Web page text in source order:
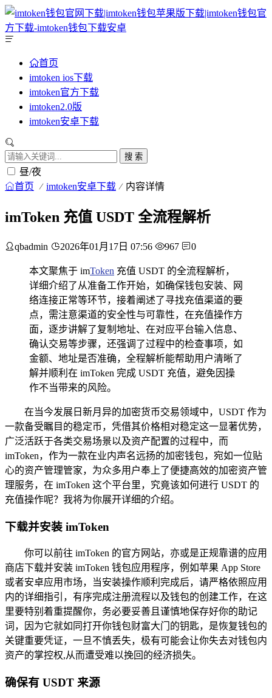
首页
imtoken ios下载
imtoken官方下载
imtoken2.0版
imtoken安卓下载
搜 索
昼/夜
首页 imtoken安卓下载 内容详情
imToken 充值 USDT 全流程解析
qbadmin 2026年01月17日 07:56 967 0
本文聚焦于 imToken 充值 USDT 的全流程解析，
详细介绍了从准备工作开始，如确保钱包安装、网
络连接正常等环节，接着阐述了寻找充值渠道的要
点，需注意渠道的安全性与可靠性，在充值操作方
面，逐步讲解了复制地址、在对应平台输入信息、
确认交易等步骤，还强调了过程中的检查事项，如
金额、地址是否准确，全程解析能帮助用户清晰了
解并顺利在 imToken 完成 USDT 充值，避免因操
作不当带来的风险。
在当今发展日新月异的加密货币交易领域中，USDT 作为
一款备受瞩目的稳定币，凭借其价格相对稳定这一显著优势，
广泛活跃于各类交易场景以及资产配置的过程中，而
imToken，作为一款在业内声名远扬的加密钱包，宛如一位贴
心的资产管理管家，为众多用户奉上了便捷高效的加密资产管
理服务，在 imToken 这个平台里，究竟该如何进行 USDT 的
充值操作呢？我将为你展开详细的介绍。
下载并安装 imToken
你可以前往 imToken 的官方网站，亦或是正规靠谱的应用
商店下载并安装 imToken 钱包应用程序，例如苹果 App Store
或者安卓应用市场，当安装操作顺利完成后，请严格依照应用
内的详细指引，有序完成注册流程以及钱包的创建工作，在这
里要特别着重提醒你，务必要妥善且谨慎地保存好你的助记
词，因为它就如同打开你钱包财富大门的钥匙，是恢复钱包的
关键重要凭证，一旦不慎丢失，极有可能会让你失去对钱包内
资产的掌控权,从而遭受难以挽回的经济损失。
确保有 USDT 来源